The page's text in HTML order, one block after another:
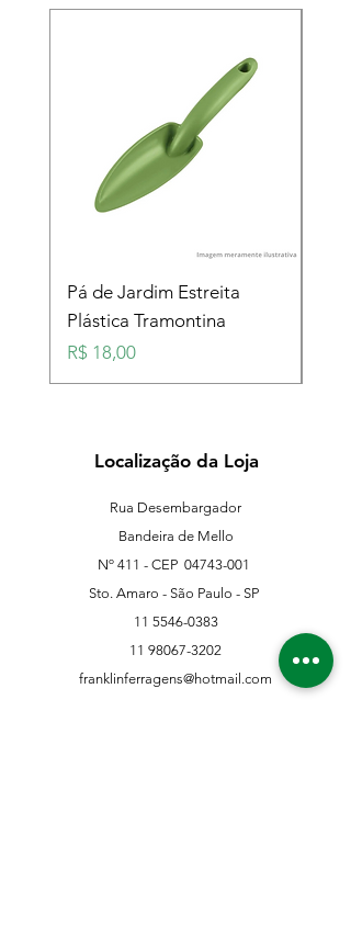
Pá de Jardim Estreita
Plástica Tramontina
Preço
R$ 18,00
Localização da Loja
Rua Desembargador
Bandeira de Mello
Nº 411 - CEP 04743-001
Sto. Amaro - São Paulo - SP
11 5546-0383
11 98067-3202
franklinferragens@hotmail.com